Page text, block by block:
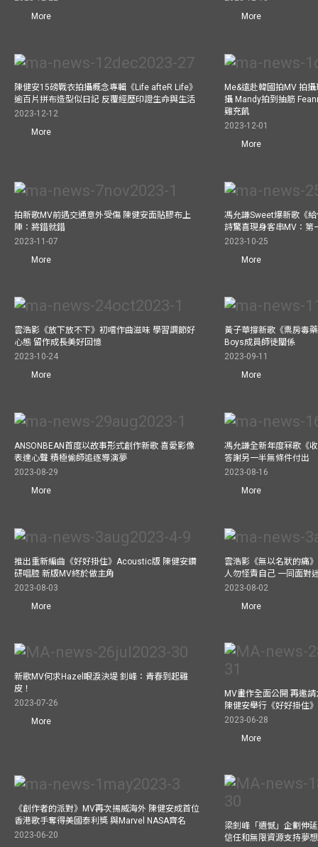
More
More
陳健安15磅戰衣拍攝概念專輯《Life afteR Life》
逾百片拼布造型似日記 反覆經歷印證生命與生活
2023-12-12
More
Me&遠赴韓國拍MV 拍
攝 Mandy拍到抽筋
雞充飢
2023-12-01
More
拍新歌MV前遇交通意外受傷 陳健安面貼膠布上
陣：將錯就錯
2023-11-07
More
馮允謙Sweet爆新歌《
詩驚喜現身客串MV：第
2023-10-25
More
雲浩影《放下放不下》初嚐作曲滋味 學習調節好
心態 留作成長美好回憶
2023-10-24
More
黃子華撐新歌《票房毒
Boys成員師徒關係
2023-09-11
More
ANSONBEAN首度以故事形式創作新歌 喜愛影像
表達心聲 積極偷師追逐導演夢
2023-08-29
More
馮允謙全新年度冧歌《
答謝另一半無條件付出
2023-08-16
More
推出重新編曲《好好掛住》Acoustic版 陳健安鑽
研唱腔 新版MV終於做主角
2023-08-03
More
雲浩影《無以名狀的痛
人勿怪責自己 一同面對
2023-08-02
More
新歌MV何求Hazel眼淚決堤 釗峰：青春到起雞
皮！
2023-07-26
More
MV畫作全面公開 再邀
陳健安舉行《好好掛住
2023-06-28
More
《創作者的派對》MV再次揚威海外 陳健安成首位
香港歌手奪得美國泰利獎 與Marvel NASA齊名
2023-06-20
梁釗峰「遺憾」企劃伸
信任和無限資源支持夢